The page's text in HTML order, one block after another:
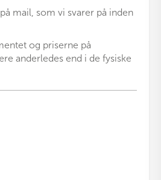
mail, som vi svarer på inden
og priserne på
anderledes end i de fysiske